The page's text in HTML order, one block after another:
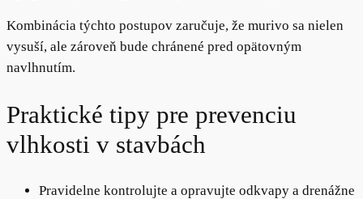
Kombinácia týchto postupov zaručuje, že murivo sa nielen
vysuší, ale zároveň bude chránené pred opätovným
navlhnutím.
Praktické tipy pre prevenciu
vlhkosti v stavbách
Pravidelne kontrolujte a opravujte odkvapy a drenážne